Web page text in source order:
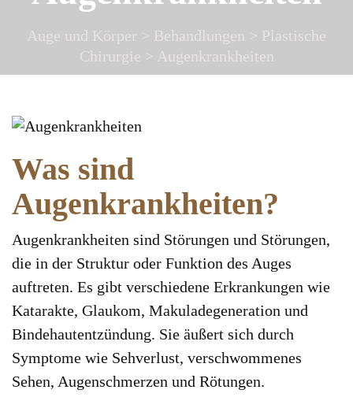
Auge und Körper > Behandlungen > Plastische
Chirurgie > Augenkrankheiten
Was sind
Augenkrankheiten?
Augenkrankheiten sind Störungen und Störungen,
die in der Struktur oder Funktion des Auges
auftreten. Es gibt verschiedene Erkrankungen wie
Katarakte, Glaukom, Makuladegeneration und
Bindehautentzündung. Sie äußert sich durch
Symptome wie Sehverlust, verschwommenes
Sehen, Augenschmerzen und Rötungen.